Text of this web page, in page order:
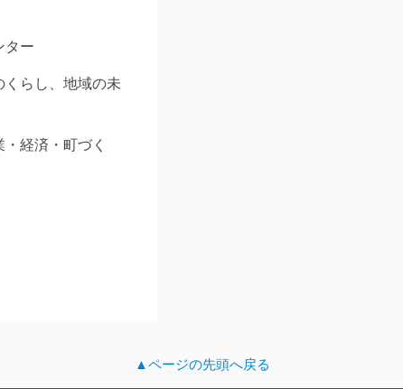
ー
らし、地域の未
経済・町づく
▲ページの先頭へ戻る